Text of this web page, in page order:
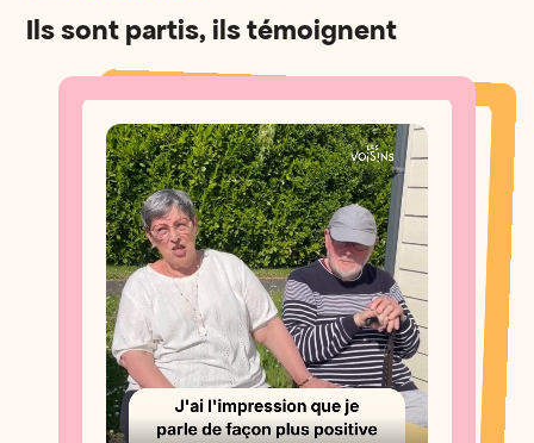
Ils sont partis, ils témoignent